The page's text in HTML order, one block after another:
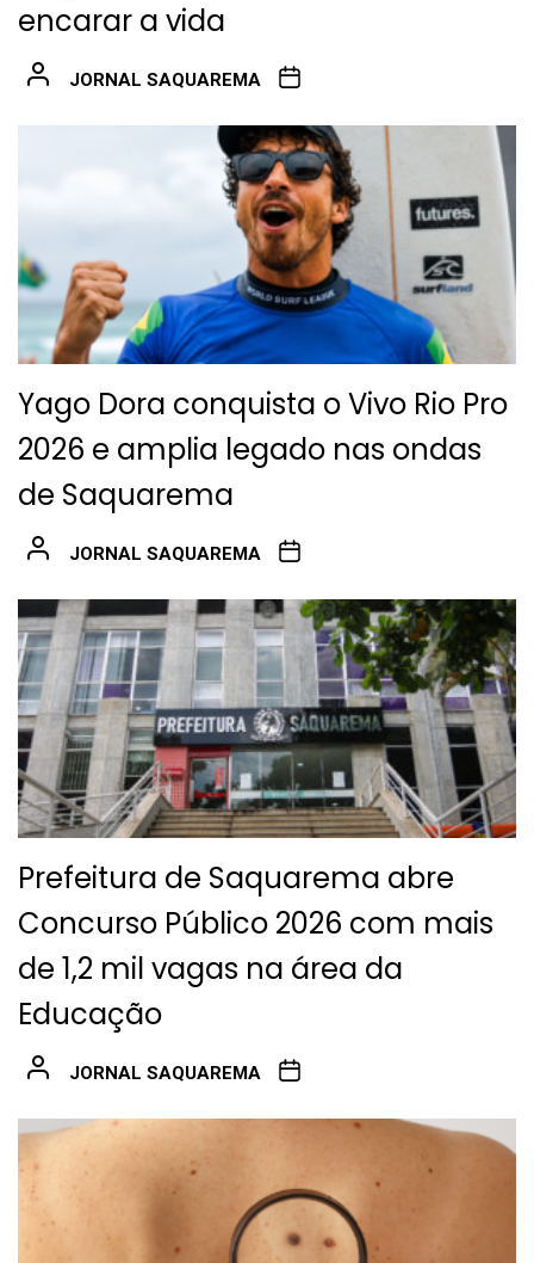
encarar a vida
JORNAL SAQUAREMA
Yago Dora conquista o Vivo Rio Pro
2026 e amplia legado nas ondas
de Saquarema
JORNAL SAQUAREMA
Prefeitura de Saquarema abre
Concurso Público 2026 com mais
de 1,2 mil vagas na área da
Educação
JORNAL SAQUAREMA